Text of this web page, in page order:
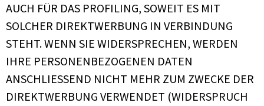
AUCH FÜR DAS PROFILING, SOWEIT ES MIT
SOLCHER DIREKTWERBUNG IN VERBINDUNG
STEHT. WENN SIE WIDERSPRECHEN, WERDEN
IHRE PERSONENBEZOGENEN DATEN
ANSCHLIESSEND NICHT MEHR ZUM ZWECKE DER
DIREKTWERBUNG VERWENDET (WIDERSPRUCH